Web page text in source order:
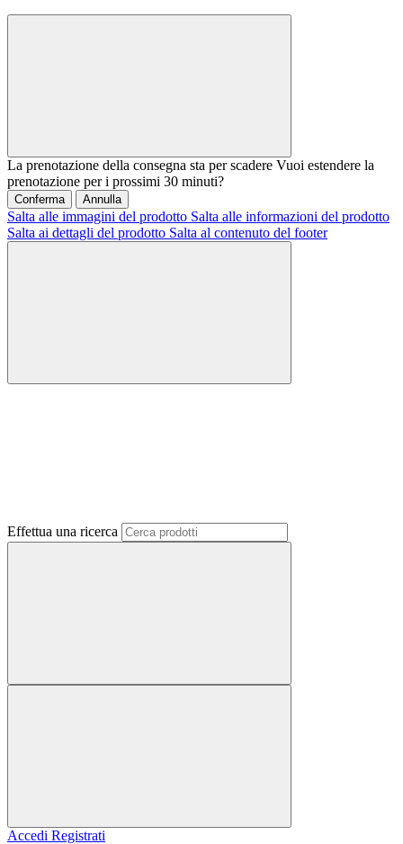
La prenotazione della consegna sta per scadere Vuoi estendere la
prenotazione per i prossimi 30 minuti?
Conferma Annulla
Salta alle immagini del prodotto Salta alle informazioni del prodotto
Salta ai dettagli del prodotto Salta al contenuto del footer
Effettua una ricerca
Accedi Registrati